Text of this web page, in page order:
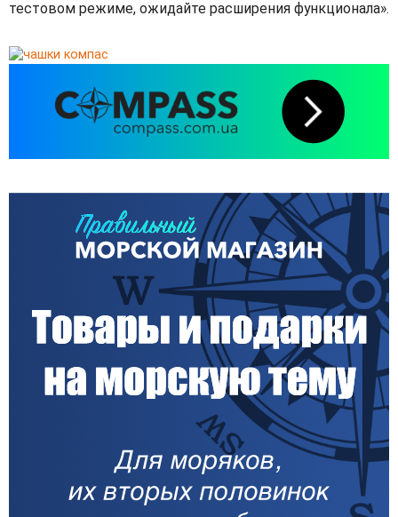
тестовом режиме, ожидайте расширения функционала».